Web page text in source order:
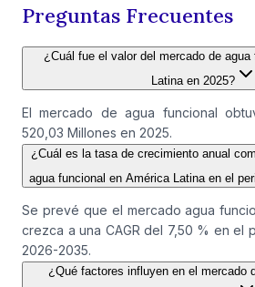
Preguntas Frecuentes
¿Cuál fue el valor del mercado de
Latina en 2025?
El mercado de agua funcional
520,03 Millones en 2025.
¿Cuál es la tasa de crecimiento anual
agua funcional en América Latina en el
Se prevé que el mercado agua
crezca a una CAGR del 7,50 % en el
2026-2035.
¿Qué factores influyen en el mercado